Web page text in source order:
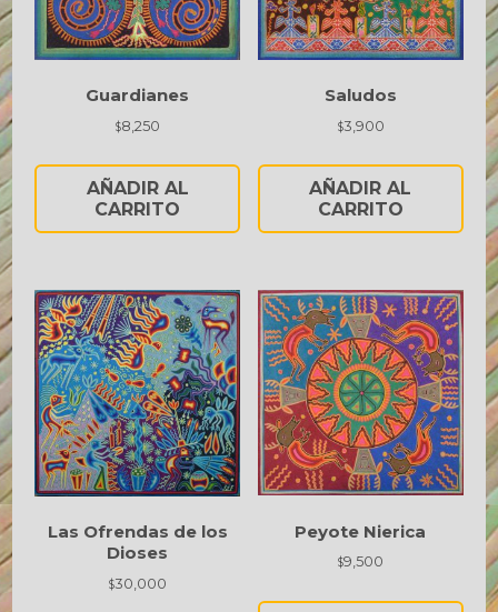
Guardianes
$8,250
AÑADIR AL
CARRITO
Saludos
$3,900
AÑADIR AL
CARRITO
Las Ofrendas de los
Dioses
$30,000
Peyote Nierica
$9,500